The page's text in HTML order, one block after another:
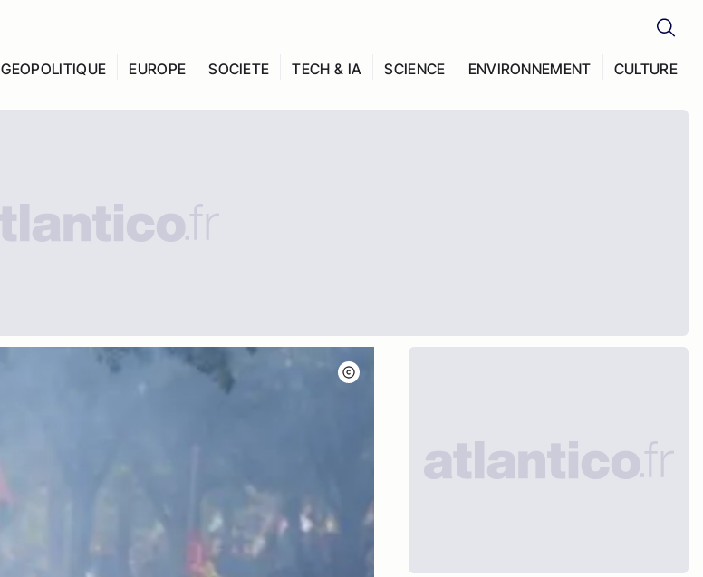
GEOPOLITIQUE EUROPE SOCIETE TECH & IA SCIENCE ENVIRONNEMENT CULTURE